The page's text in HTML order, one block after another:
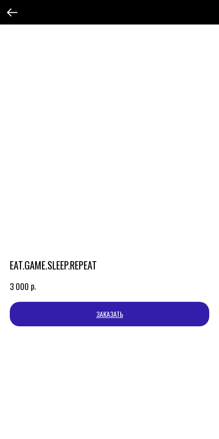
EAT.GAME.SLEEP.REPEAT
3 000 р.
ЗАКАЗАТЬ